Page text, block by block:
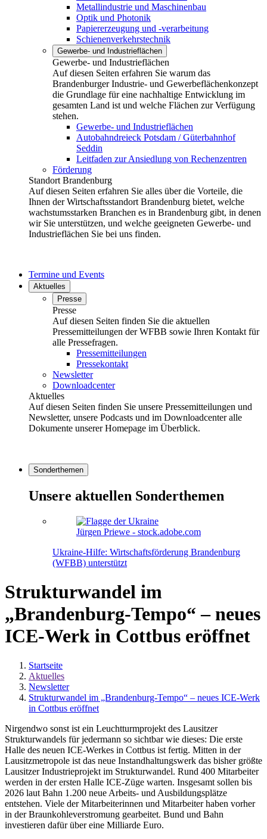
Metallindustrie und Maschinenbau
Optik und Photonik
Papiererzeugung und -verarbeitung
Schienenverkehrstechnik
Gewerbe- und Industrieflächen
Gewerbe- und Industrieflächen
Auf diesen Seiten erfahren Sie warum das
Brandenburger Industrie- und Gewerbeflächenkonzept
die Grundlage für eine nachhaltige Entwicklung im
gesamten Land ist und welche Flächen zur Verfügung
stehen.
Gewerbe- und Industrieflächen
Autobahndreieck Potsdam / Güterbahnhof
Seddin
Leitfaden zur Ansiedlung von Rechenzentren
Förderung
Standort Brandenburg
Auf diesen Seiten erfahren Sie alles über die Vorteile, die
Ihnen der Wirtschaftsstandort Brandenburg bietet, welche
wachstumsstarken Branchen es in Brandenburg gibt, in denen
wir Sie unterstützen, und welche geeigneten Gewerbe- und
Industrieflächen Sie bei uns finden.
Termine und Events
Aktuelles
Presse
Presse
Auf diesen Seiten finden Sie die aktuellen
Pressemitteilungen der WFBB sowie Ihren Kontakt für
alle Pressefragen.
Pressemitteilungen
Pressekontakt
Newsletter
Downloadcenter
Aktuelles
Auf diesen Seiten finden Sie unsere Pressemitteilungen und
Newsletter, unsere Podcasts und im Downloadcenter alle
Dokumente unserer Homepage im Überblick.
Sonderthemen
Unsere aktuellen Sonderthemen
Jürgen Priewe - stock.adobe.com
Ukraine-Hilfe: Wirtschaftsförderung Brandenburg
(WFBB) unterstützt
Strukturwandel im
„Brandenburg-Tempo“ – neues
ICE-Werk in Cottbus eröffnet
Startseite
Aktuelles
Newsletter
Strukturwandel im „Brandenburg-Tempo“ – neues ICE-Werk
in Cottbus eröffnet
Nirgendwo sonst ist ein Leuchtturmprojekt des Lausitzer
Strukturwandels für jedermann so sichtbar wie dieses: Die erste
Halle des neuen ICE-Werkes in Cottbus ist fertig. Mitten in der
Lausitzmetropole ist das neue In­stand­hal­tungs­werk das bisher größte
Lausitzer Industrieprojekt im Strukturwandel. Rund 400 Mitarbeiter
werden in der ersten Halle ICE-Züge warten. Insgesamt sollen bis
2026 laut Bahn 1.200 neue Arbeits- und Ausbildungsplätze
entstehen. Viele der Mitarbeiterinnen und Mitarbeiter haben vorher
in der Braunkohleverstromung gearbeitet. Bund und Bahn
investieren dafür über eine Milliarde Euro.